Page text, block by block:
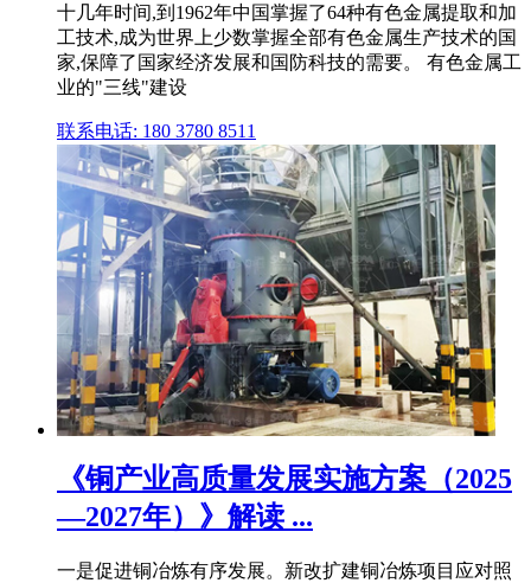
十几年时间,到1962年中国掌握了64种有色金属提取和加
工技术,成为世界上少数掌握全部有色金属生产技术的国
家,保障了国家经济发展和国防科技的需要。 有色金属工
业的"三线"建设
联系电话: 180 3780 8511
《铜产业高质量发展实施方案（2025
—2027年）》解读 ...
一是促进铜冶炼有序发展。新改扩建铜冶炼项目应对照